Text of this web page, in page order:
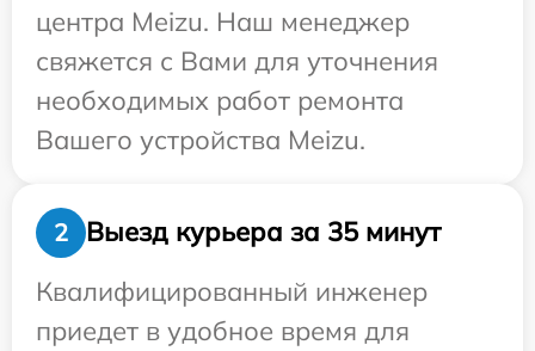
центра Meizu. Наш менеджер
свяжется с Вами для уточнения
необходимых работ ремонта
Вашего устройства Meizu.
2
Выезд курьера за 35 минут
Квалифицированный инженер
приедет в удобное время для